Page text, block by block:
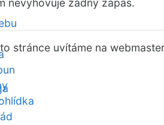
nevyhovuje žádný zápas.
stránce uvítáme na webmaster